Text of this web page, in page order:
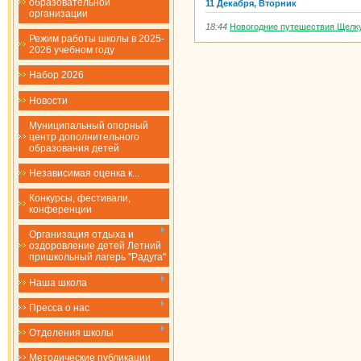
образовательной
организации
Режим работы школы в 2025-
2026 учебном году
Набор 2026
Новости
Муниципальный опорный
центр дополнительного
образования детей
Независимая оценка к...
Конкурсы, фестивали,
конференции
Организация отдыха и
оздоровление детей Летний
пришкольный лагерь "Радуга"
Наша школа
Пресса о нас
Отделения школы
Методические публикации
11 Декабря, Вторник
18:44 Новогодние путешествия